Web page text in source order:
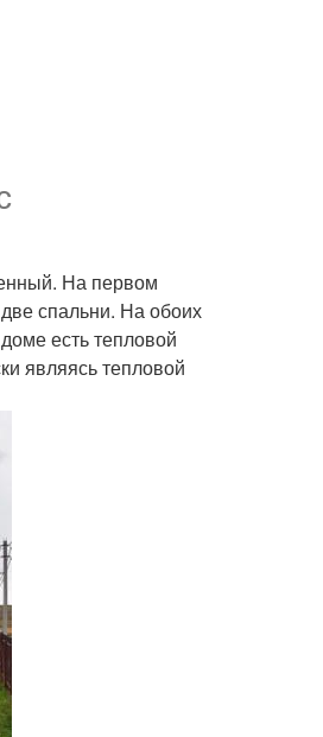
На первом
спальни. На обоих
есть тепловой
являясь тепловой